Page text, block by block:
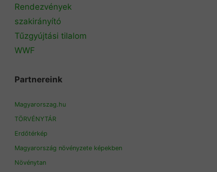
Rendezvények
szakirányító
Tűzgyújtási tilalom
WWF
Partnereink
Magyarorszag.hu
TÖRVÉNYTÁR
Erdőtérkép
Magyarország növényzete képekben
Növénytan